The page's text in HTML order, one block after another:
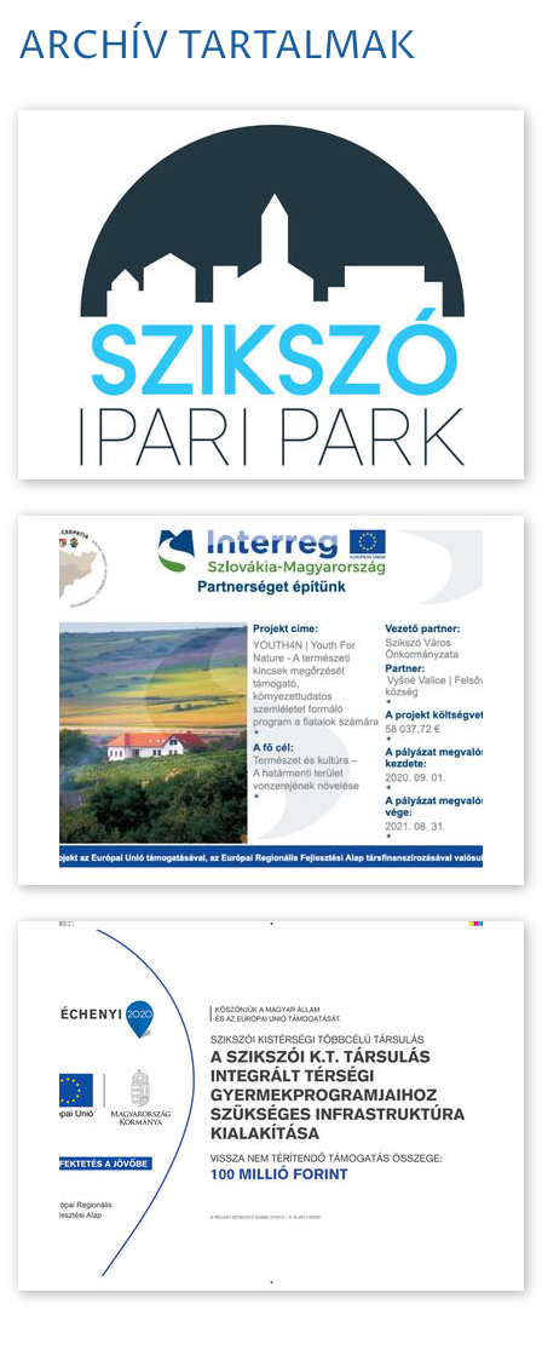
ARCHÍV TARTALMAK